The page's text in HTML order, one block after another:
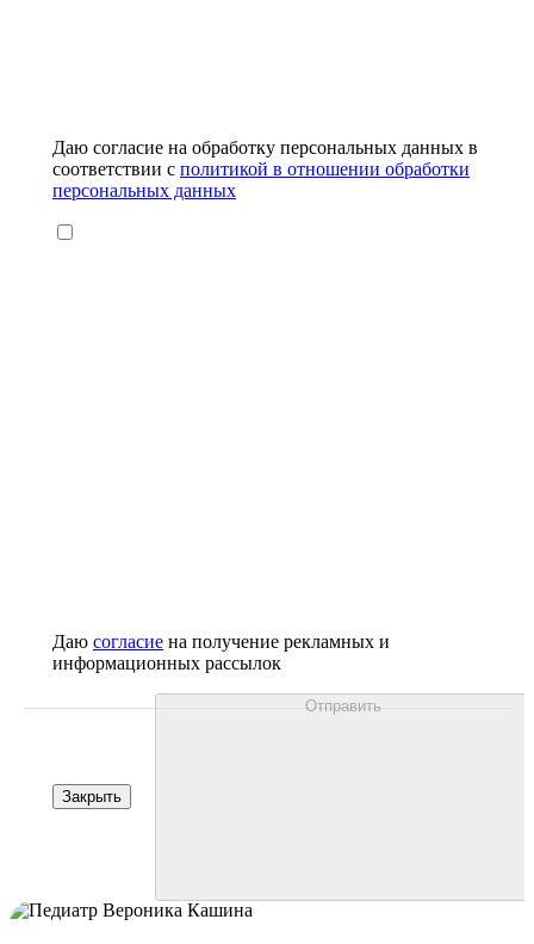
Даю согласие на обработку персональных данных в
соответствии с политикой в отношении обработки
персональных данных
Даю согласие на получение рекламных и
информационных рассылок
Закрыть
Отправить